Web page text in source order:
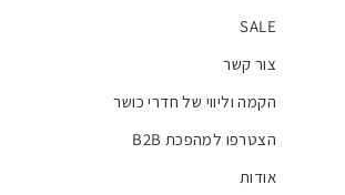
SALE
צור קשר
הקמה וליווי של חדרי כושר
הצטרפו למהפכת B2B
אודות